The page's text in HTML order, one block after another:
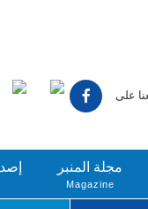
على
مجلة المنبر
Magazine